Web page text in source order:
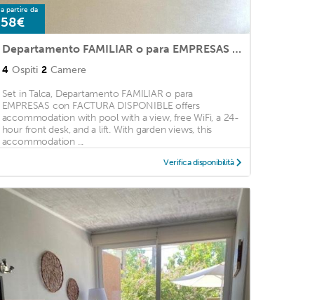
a partire da
58€
Departamento FAMILIAR o para EMPRESAS con FACTURA DISPONIBLE
4 Ospiti 2 Camere
Set in Talca, Departamento FAMILIAR o para
EMPRESAS con FACTURA DISPONIBLE offers
accommodation with pool with a view, free WiFi, a 24-
hour front desk, and a lift. With garden views, this
accommodation ...
Verifica disponibilità